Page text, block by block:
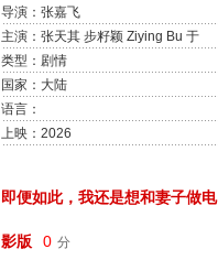
导演：张嘉飞
主演：张天其 步籽颖 Ziying Bu 于
荣光 杜玉明 梁焯满 骆言 吴永康 朱
梓玥 楼学贤 张嘉飞 张苡宁
类型：剧情
国家：大陆
语言：
上映：2026
即便如此，我还是想和妻子做电
影版 0 分